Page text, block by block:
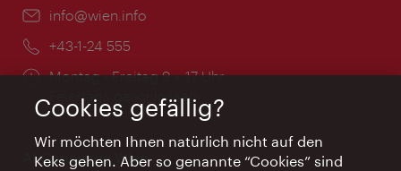
Email:
info@wien.info
Telefon:
+43-1-24 555
Öffnungszeiten:
Montag - Freitag 9 – 17 Uhr
Feiertags geschlossen
AI Concierge Wien
Cookies gefällig?
Wir möchten Ihnen natürlich nicht auf den
Keks gehen. Aber so genannte “Cookies” sind